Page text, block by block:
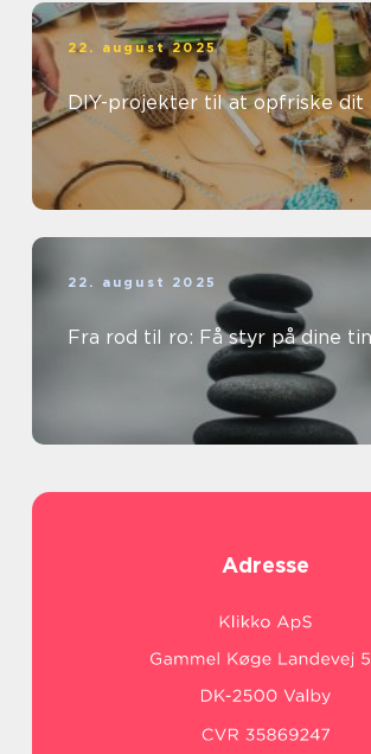
22. august 2025
DIY-projekter til at opfriske dit
22. august 2025
Fra rod til ro: Få styr på dine
Adresse